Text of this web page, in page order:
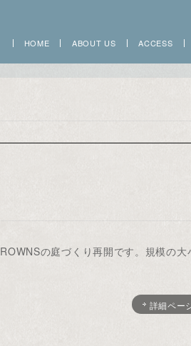
HOME ABOUT US ACCESS
の庭づくり再開です。規模の大
詳細ペー